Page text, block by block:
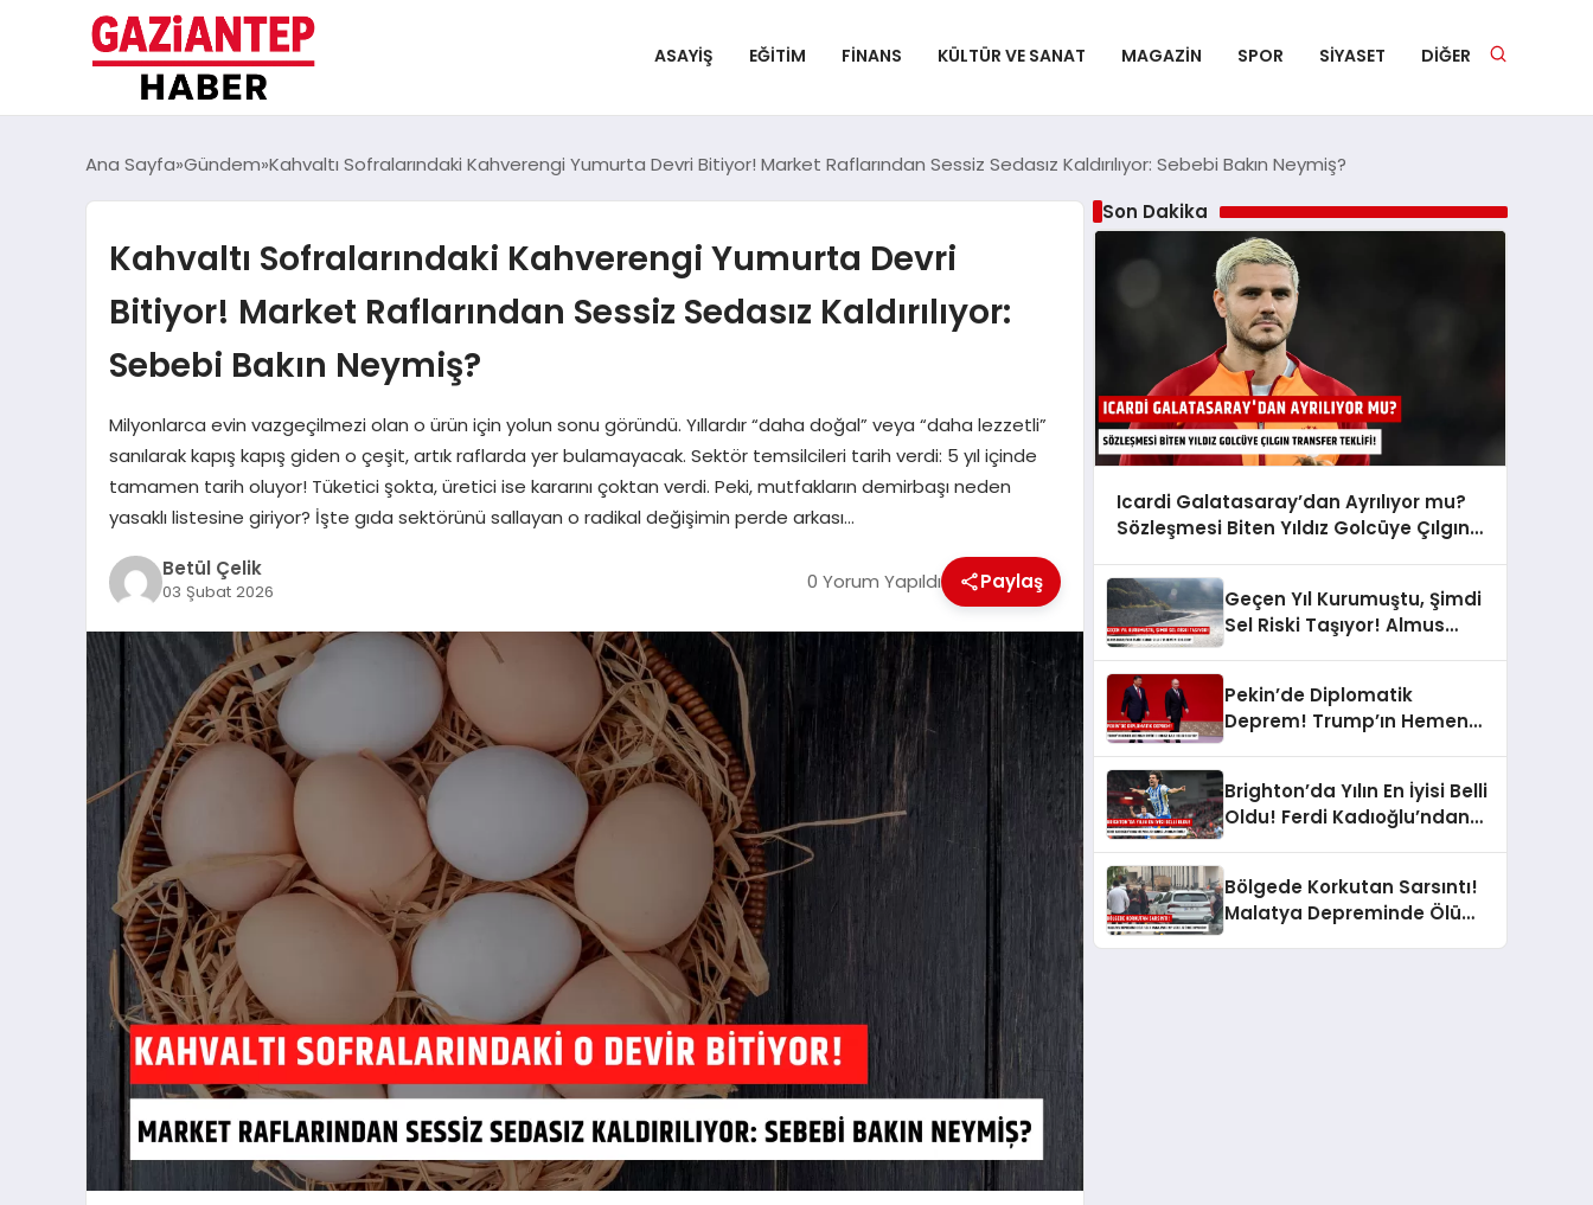
ASAYIŞ EĞITIM FINANS KÜLTÜR VE SANAT MAGAZIN SPOR SIYASET DIĞER
Ana Sayfa Gündem Kahvaltı Sofralarındaki Kahverengi Yumurta Devri Bitiyor! Market Raflarından Sessiz Sedasız Kaldırılıyor: Sebebi Bakın Neymiş?
Kahvaltı Sofralarındaki Kahverengi Yumurta Devri
Bitiyor! Market Raflarından Sessiz Sedasız Kaldırılıyor:
Sebebi Bakın Neymiş?
Milyonlarca evin vazgeçilmezi olan o ürün için yolun sonu göründü. Yıllardır “daha doğal” veya “daha lezzetli”
sanılarak kapış kapış giden o çeşit, artık raflarda yer bulamayacak. Sektör temsilcileri tarih verdi: 5 yıl içinde
tamamen tarih oluyor! Tüketici şokta, üretici ise kararını çoktan verdi. Peki, mutfakların demirbaşı neden
yasaklı listesine giriyor? İşte gıda sektörünü sallayan o radikal değişimin perde arkası…
Betül Çelik
03 Şubat 2026 0 Yorum Yapıldı Paylaş
Son Dakika
Icardi Galatasaray’dan Ayrılıyor mu?
Sözleşmesi Biten Yıldız Golcüye Çılgın
Geçen Yıl Kurumuştu, Şimdi
Sel Riski Taşıyor! Almus
Pekin’de Diplomatik
Deprem! Trump’ın Hemen
Brighton’da Yılın En İyisi Belli
Oldu! Ferdi Kadıoğlu’ndan
Bölgede Korkutan Sarsıntı!
Malatya Depreminde Ölü